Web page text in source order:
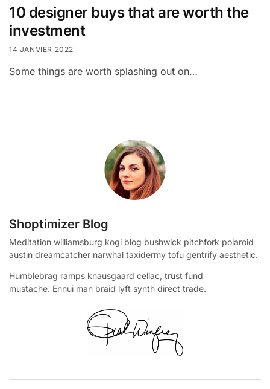
10 designer buys that are worth the
investment
14 JANVIER 2022
Some things are worth splashing out on…
Shoptimizer Blog
Meditation williamsburg kogi blog bushwick pitchfork polaroid
austin dreamcatcher narwhal taxidermy tofu gentrify aesthetic.
Humblebrag ramps knausgaard celiac, trust fund
mustache. Ennui man braid lyft synth direct trade.